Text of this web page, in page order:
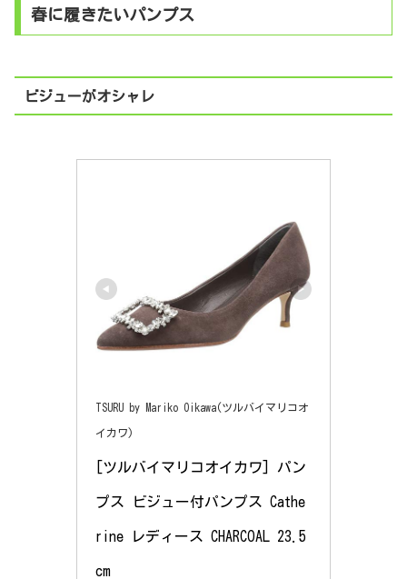
春に履きたいパンプス
ビジューがオシャレ
TSURU by Mariko Oikawa(ツルバイマリコオ
イカワ)
[ツルバイマリコオイカワ] パン
プス ビジュー付パンプス Cathe
rine レディース CHARCOAL 23.5
cm